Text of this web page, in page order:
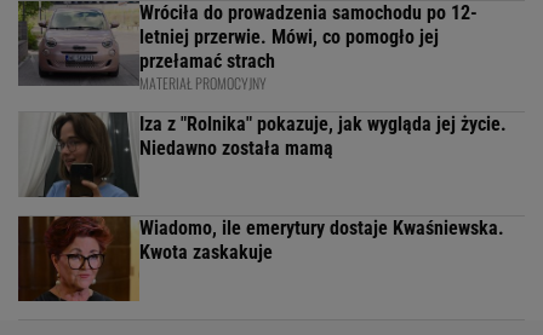
Wróciła do prowadzenia samochodu po 12-
letniej przerwie. Mówi, co pomogło jej
przełamać strach
MATERIAŁ PROMOCYJNY
Iza z "Rolnika" pokazuje, jak wygląda jej życie.
Niedawno została mamą
Wiadomo, ile emerytury dostaje Kwaśniewska.
Kwota zaskakuje